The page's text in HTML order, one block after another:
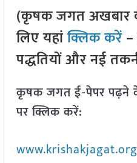
(कृषक जगत अखबार
लिए यहांक्लिक करें–
पद्धतियों और नई
कृषक जगत ई-पेपर पढ़ने
पर क्लिक करें: